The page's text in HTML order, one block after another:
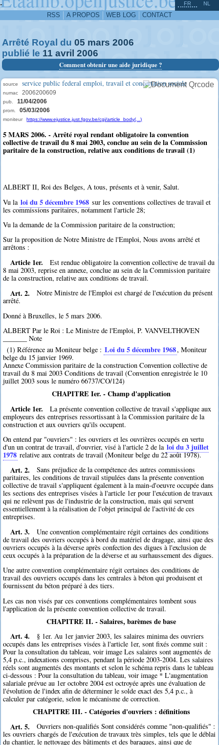
-
RSS A PROPOS WEB LOG CONTACT
FR NL
Arrêté Royal du 05 mars 2006
publié le 11 avril 2006
Comment obtenir une aide juridique ?
source service public federal emploi, travail et concertation sociale
numac 2006200609
pub. 11/04/2006
prom. 05/03/2006
moniteur https://www.ejustice.just.fgov.be/cgi/article_body(...)
5 MARS 2006. - Arrêté royal rendant obligatoire la convention
collective de travail du 8 mai 2003, conclue au sein de la Commission
paritaire de la construction, relative aux conditions de travail (1)
ALBERT II, Roi des Belges, A tous, présents et à venir, Salut.
Vu la loi du 5 décembre 1968 sur les conventions collectives de travail et
les commissions paritaires, notamment l'article 28;
Vu la demande de la Commission paritaire de la construction;
Sur la proposition de Notre Ministre de l'Emploi, Nous avons arrêté et
arrêtons :
Article 1er.
Est rendue obligatoire la convention collective de travail du
8 mai 2003, reprise en annexe, conclue au sein de la Commission paritaire
de la construction, relative aux conditions de travail.
Art. 2.
Notre Ministre de l'Emploi est chargé de l'exécution du présent
arrêté.
Donné à Bruxelles, le 5 mars 2006.
ALBERT Par le Roi : Le Ministre de l'Emploi, P. VANVELTHOVEN
_______ Note
(1) Référence au Moniteur belge : Loi du 5 décembre 1968, Moniteur
belge du 15 janvier 1969.
Annexe Commission paritaire de la construction Convention collective de
travail du 8 mai 2003 Conditions de travail (Convention enregistrée le 10
juillet 2003 sous le numéro 66737/CO/124)
CHAPITRE Ier. - Champ d'application
Article 1er.
La présente convention collective de travail s'applique aux
employeurs des entreprises ressortissant à la Commission paritaire de la
construction et aux ouvriers qu'ils occupent.
On entend par "ouvriers" : les ouvriers et les ouvrières occupés en vertu
d'un un contrat de travail, d'ouvrier, visé à l'article 2 de la loi du 3 juillet
1978 relative aux contrats de travail (Moniteur belge du 22 août 1978).
Art. 2.
Sans préjudice de la compétence des autres commissions
paritaires, les conditions de travail stipulées dans la présente convention
collective de travail s'appliquent également à la main-d'oeuvre occupée dans
les sections des entreprises visées à l'article 1er pour l'exécution de travaux
qui ne relèvent pas de l'industrie de la construction, mais qui servent
essentiellement à la réalisation de l'objet principal de l'activité de ces
entreprises.
Art. 3.
Une convention complémentaire régit certaines des conditions
de travail des ouvriers occupés à bord du matériel de dragage, ainsi que des
ouvriers occupés à la déverse après confection des digues à l'exclusion de
ceux occupés à la préparation de la déverse et au surhaussement des digues.
Une autre convention complémentaire régit certaines des conditions de
travail des ouvriers occupés dans les centrales à béton qui produisent et
fournissent du béton préparé à des tiers.
Les cas non visés par ces conventions complémentaires tombent sous
l'application de la présente convention collective de travail.
CHAPITRE II. - Salaires, barèmes de base
Art. 4.
§ 1er. Au 1er janvier 2003, les salaires minima des ouvriers
occupés dans les entreprises visées à l'article 1er, sont fixés comme suit :
Pour la consultation du tableau, voir image Les salaires sont augmentés de
5,4 p.c., indexations comprises, pendant la période 2003-2004. Les salaires
réels sont augmentés des montants et selon le schéma repris dans le tableau
ci-dessous : Pour la consultation du tableau, voir image * L'augmentation
salariale prévue au 1er octobre 2004 est octroyée après une évaluation de
l'évolution de l'index afin de déterminer le solde exact des 5,4 p.c., à
calculer par catégorie, selon le mécanisme de correction.
CHAPITRE III. - Catégories d'ouvriers : définitions
Art. 5.
Ouvriers non-qualifiés Sont considérés comme "non-qualifiés" :
les ouvriers chargés de l'exécution de travaux très simples, tels que le déblai
du chantier, le nettoyage des bâtiments et des baraques, ainsi que de
^